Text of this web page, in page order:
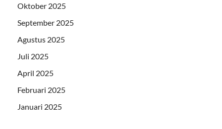
Oktober 2025
September 2025
Agustus 2025
Juli 2025
April 2025
Februari 2025
Januari 2025